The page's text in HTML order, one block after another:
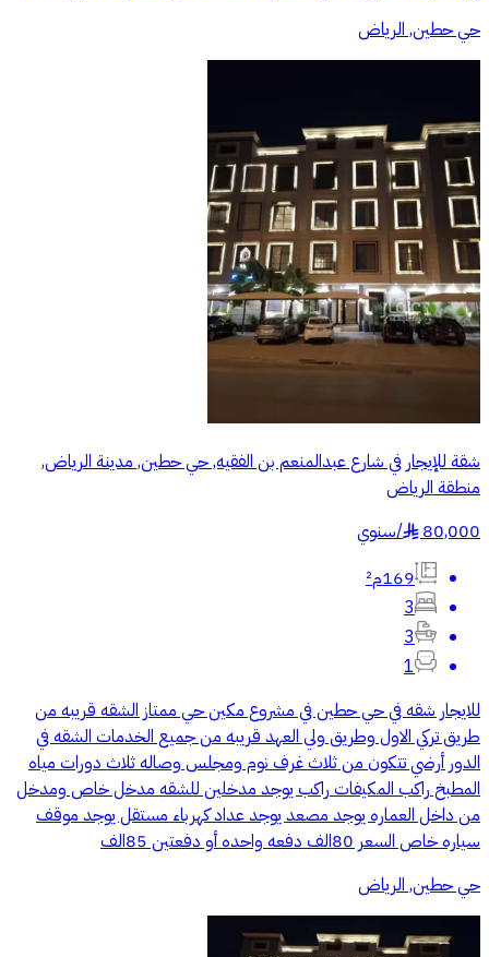
حي حطين, الرياض
شقة للإيجار في شارع عبدالمنعم بن الفقيه, حي حطين, مدينة الرياض,
منطقة الرياض
80,000
§
/سنوي
169م²
3
3
1
للايجار شقه في حي حطين في مشروع مكين حي ممتاز الشقه قريبه من
طريق تركي الاول وطريق ولي العهد قريبه من جميع الخدمات الشقه في
الدور أرضي تتكون من ثلاث غرف نوم ومجلس وصاله ثلاث دورات مياه
المطبخ راكب المكيفات راكب يوجد مدخلين للشقه مدخل خاص ومدخل
من داخل العماره يوجد مصعد يوجد عداد كهرباء مستقل يوجد موقف
سياره خاص السعر 80الف دفعه واحده أو دفعتين 85الف
حي حطين, الرياض